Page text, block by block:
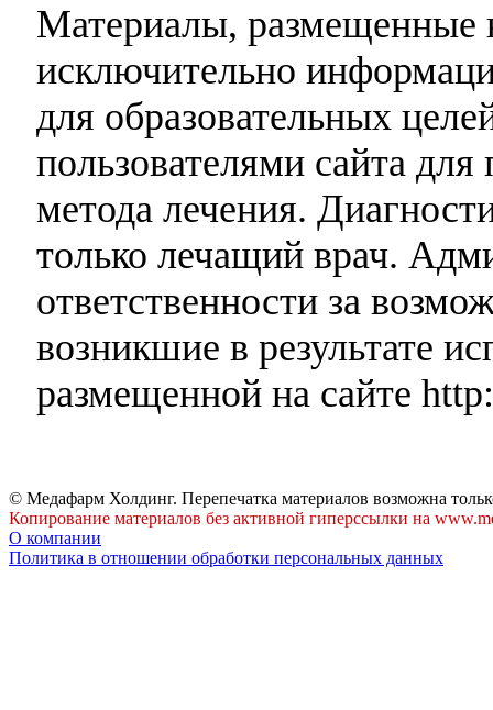
Материалы, размещенные
исключительно
для образовательных
пользователями сайта
метода лечения.
только лечащий врач.
ответственности за
возникшие в результате
размещенной на сайте
© Медафарм Холдинг. Перепечатка материалов возможна
Копирование материалов без активной гиперссылки на
О компании
Политика в отношении обработки персональных данных